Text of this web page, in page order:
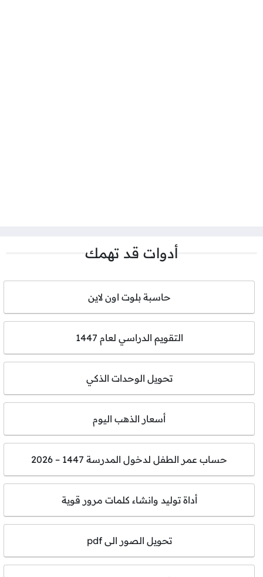
أدوات قد تهمك
حاسبة بلوت اون لاين
التقويم الدراسي لعام 1447
تحويل الوحدات الذكي
أسعار الذهب اليوم
حساب عمر الطفل لدخول المدرسة 1447 – 2026
أداة توليد وانشاء كلمات مرور قوية
تحويل الصور الى pdf